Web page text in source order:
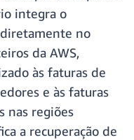
integra o
no
da AWS,
às faturas de
e às faturas
nas regiões
a recuperação de